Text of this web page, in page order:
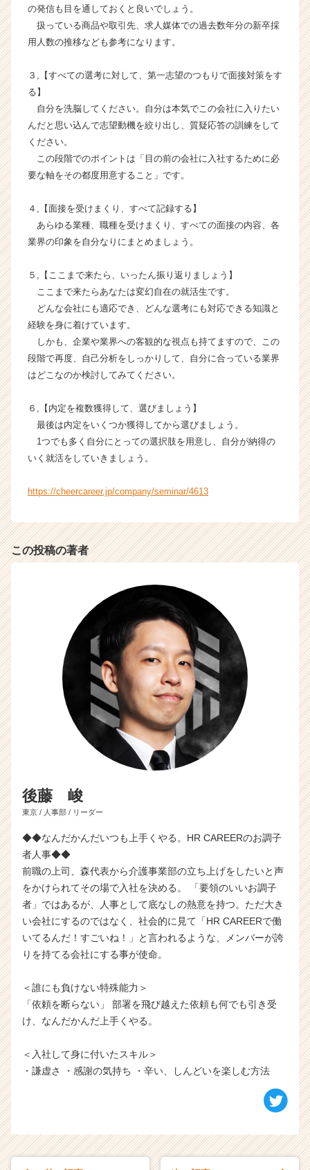
届
く
就
イ
チ
ア
ャ
リ
ア
h
e
e
r
e
e
r）
の発信も目を通しておくと良いでしょう。
扱っている商品や取引先、求人媒体での過去数年分の新卒採
用人数の推移なども参考になります。
３,【すべての選考に対して、第一志望のつもりで面接対策をす
る】
自分を洗脳してください。自分は本気でこの会社に入りたい
んだと思い込んで志望動機を絞り出し、質疑応答の訓練をして
ください。
この段階でのポイントは「目の前の会社に入社するために必
要な軸をその都度用意すること」です。
４,【面接を受けまくり、すべて記録する】
あらゆる業種、職種を受けまくり、すべての面接の内容、各
業界の印象を自分なりにまとめましょう。
５,【ここまで来たら、いったん振り返りましょう】
ここまで来たらあなたは変幻自在の就活生です。
どんな会社にも適応でき、どんな選考にも対応できる知識と
経験を身に着けています。
しかも、企業や業界への客観的な視点も持てますので、この
段階で再度、自己分析をしっかりして、自分に合っている業界
はどこなのか検討してみてください。
６,【内定を複数獲得して、選びましょう】
最後は内定をいくつか獲得してから選びましょう。
1つでも多く自分にとっての選択肢を用意し、自分が納得の
いく就活をしていきましょう。
https://cheercareer.jp/company/seminar/4613
この投稿の著者
後藤 峻
東京 / 人事部 / リーダー
◆◆なんだかんだいつも上手くやる。HR CAREERのお調子
者人事◆◆
前職の上司、森代表から介護事業部の立ち上げをしたいと声
をかけられてその場で入社を決める。 「要領のいいお調子
者」ではあるが、人事として底なしの熱意を持つ。ただ大き
い会社にするのではなく、社会的に見て「HR CAREERで働
いてるんだ！すごいね！」と言われるような、メンバーが誇
りを持てる会社にする事が使命。
＜誰にも負けない特殊能力＞
「依頼を断らない」 部署を飛び越えた依頼も何でも引き受
け、なんだかんだ上手くやる。
＜入社して身に付いたスキル＞
・謙虚さ ・感謝の気持ち ・辛い、しんどいを楽しむ方法